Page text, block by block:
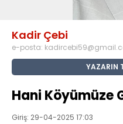
Kadir Çebi
e-posta:
YAZARIN
Hani Köyümüze
Giriş: 29-04-2025 17:03